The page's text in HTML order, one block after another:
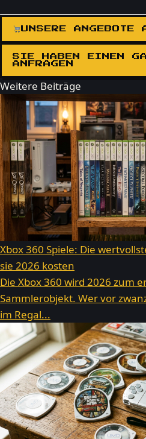
UNSERE ANGEBOTE
SIE HABEN EINEN
ANFRAGEN
Weitere Beiträge
Xbox 360 Spiele: Die
sie 2026 kosten
Die Xbox 360 wird 2026 zum
Sammlerobjekt. Wer vor
im Regal...